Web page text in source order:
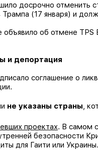
досрочно отменить
(17 января) и
об отмене TPS
и депортация
соглашение о
не указаны страны,
проектах. В самом
безопасности
для Гаити или Украины.